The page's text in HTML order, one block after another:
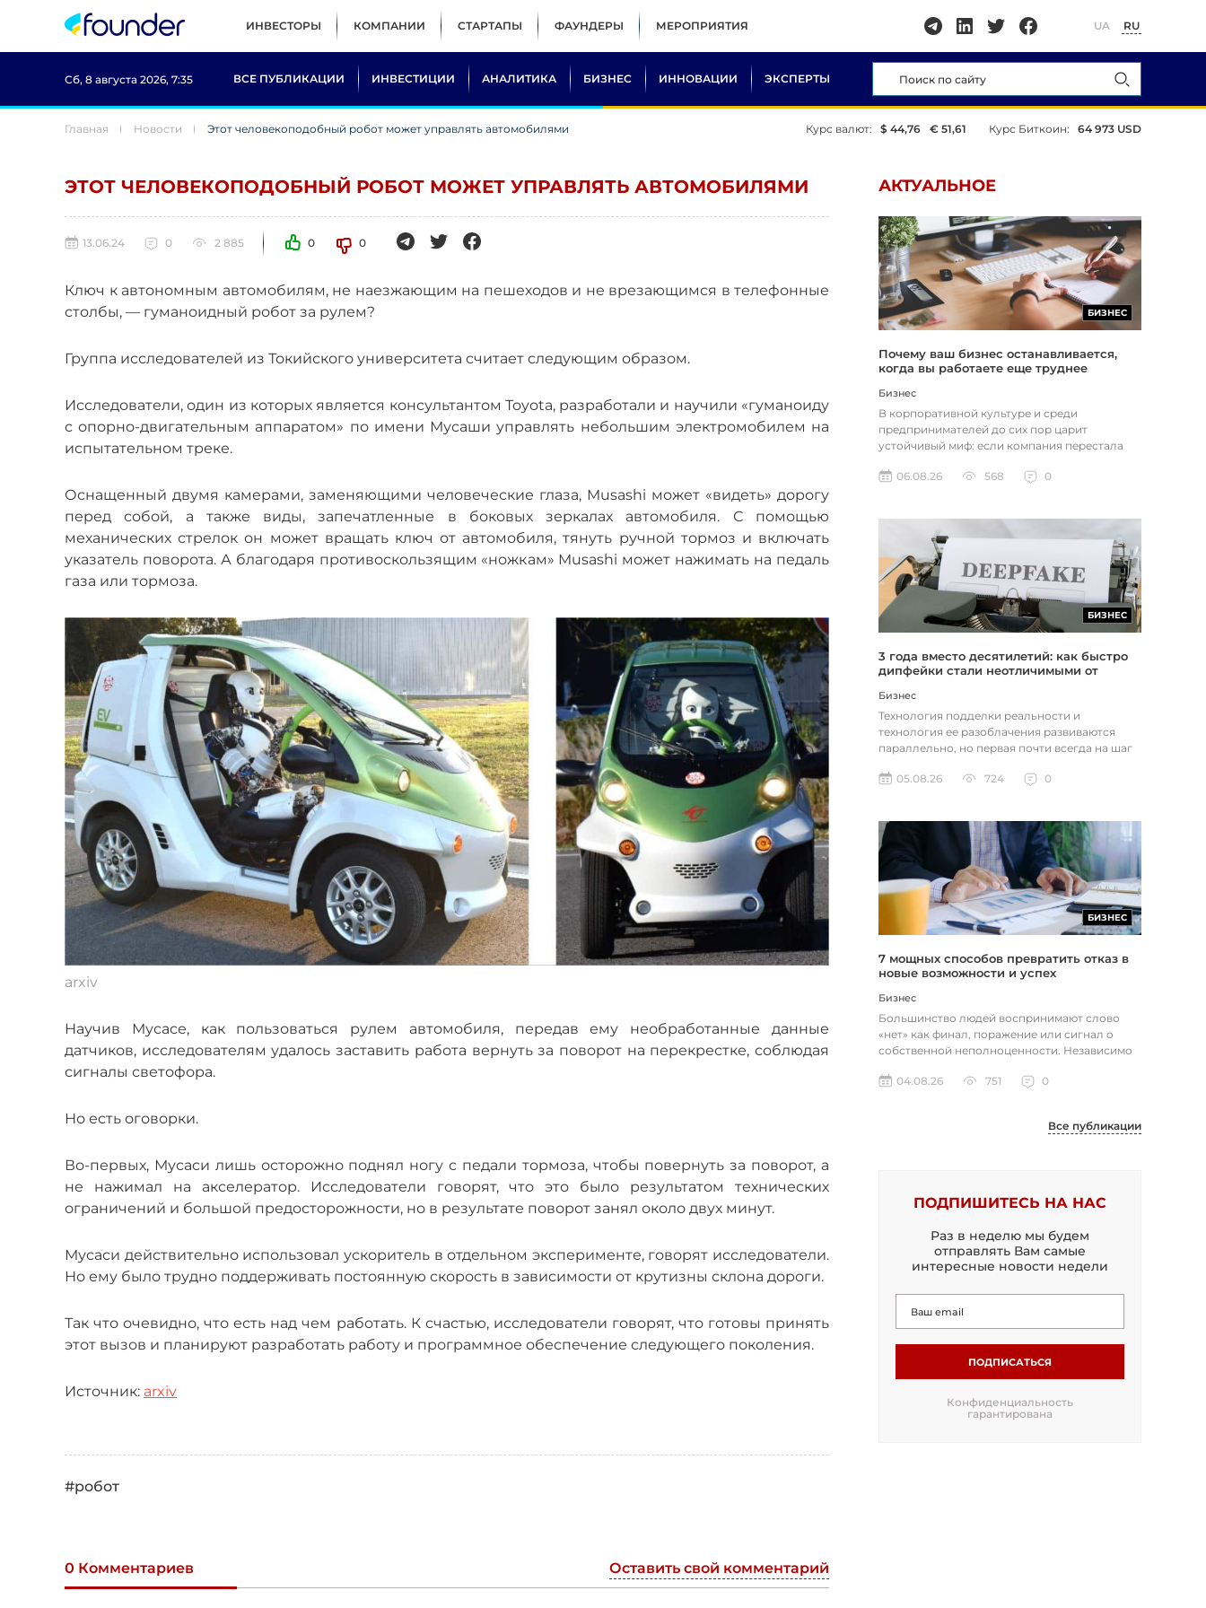
ИНВЕСТОРЫ КОМПАНИИ СТАРТАПЫ ФАУНДЕРЫ МЕРОПРИЯТИЯ UA RU
Сб, 8 августа 2026, 7:35 ВСЕ ПУБЛИКАЦИИ ИНВЕСТИЦИИ АНАЛИТИКА БИЗНЕС ИННОВАЦИИ ЭКСПЕРТЫ
Главная Новости Этот человекоподобный робот может управлять автомобилями Курс валют: $ 44,76 € 51,61 Курс Биткоин: 64 973 USD
ЭТОТ ЧЕЛОВЕКОПОДОБНЫЙ РОБОТ МОЖЕТ УПРАВЛЯТЬ АВТОМОБИЛЯМИ
13.06.24 0 2 885 0 0
Ключ к автономным автомобилям, не наезжающим на пешеходов и не врезающимся в телефонные
столбы, — гуманоидный робот за рулем?
Группа исследователей из Токийского университета считает следующим образом.
Исследователи, один из которых является консультантом Toyota, разработали и научили «гуманоиду
с опорно-двигательным аппаратом» по имени Мусаши управлять небольшим электромобилем на
испытательном треке.
Оснащенный двумя камерами, заменяющими человеческие глаза, Musashi может «видеть» дорогу
перед собой, а также виды, запечатленные в боковых зеркалах автомобиля. С помощью
механических стрелок он может вращать ключ от автомобиля, тянуть ручной тормоз и включать
указатель поворота. А благодаря противоскользящим «ножкам» Musashi может нажимать на педаль
газа или тормоза.
arxiv
Научив Мусасе, как пользоваться рулем автомобиля, передав ему необработанные данные
датчиков, исследователям удалось заставить работа вернуть за поворот на перекрестке, соблюдая
сигналы светофора.
Но есть оговорки.
Во-первых, Мусаси лишь осторожно поднял ногу с педали тормоза, чтобы повернуть за поворот, а
не нажимал на акселератор. Исследователи говорят, что это было результатом технических
ограничений и большой предосторожности, но в результате поворот занял около двух минут.
Мусаси действительно использовал ускоритель в отдельном эксперименте, говорят исследователи.
Но ему было трудно поддерживать постоянную скорость в зависимости от крутизны склона дороги.
Так что очевидно, что есть над чем работать. К счастью, исследователи говорят, что готовы принять
этот вызов и планируют разработать работу и программное обеспечение следующего поколения.
Источник: arxiv
#робот
0 Комментариев Оставить свой комментарий
АКТУАЛЬНОЕ
БИЗНЕС
Почему ваш бизнес останавливается,
когда вы работаете еще труднее
Бизнес
В корпоративной культуре и среди
предпринимателей до сих пор царит
устойчивый миф: если компания перестала
пр...06.08.26 568 0
БИЗНЕС
3 года вместо десятилетий: как быстро
дипфейки стали неотличимыми от
Бизнес
Технология подделки реальности и
технология ее разоблачения развиваются
параллельно, но первая почти всегда на шаг
05.08.26
724 0
БИЗНЕС
7 мощных способов превратить отказ в
новые возможности и успех
Бизнес
Большинство людей воспринимают слово
«нет» как финал, поражение или сигнал о
собственной неполноценности. Независимо
04.08.26
751 0
Все публикации
ПОДПИШИТЕСЬ НА НАС
Раз в неделю мы будем
отправлять Вам самые
интересные новости недели
ПОДПИСАТЬСЯ
Конфиденциальность
гарантирована